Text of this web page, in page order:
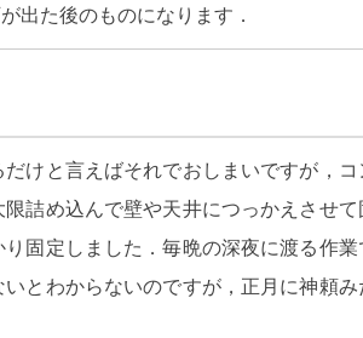
出た後のものになります．
けと言えばそれでおしまいですが，
詰め込んで壁や天井につっかえさせ
固定しました．毎晩の深夜に渡る作
とわからないのですが，正月に神頼み